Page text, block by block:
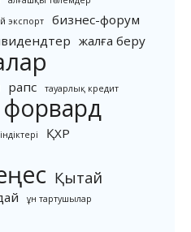
экспорт бизнес-форум
жалға беру
рапс тауарлық кредит
форвард
ҚХР
Қытай
ұн тартушылар